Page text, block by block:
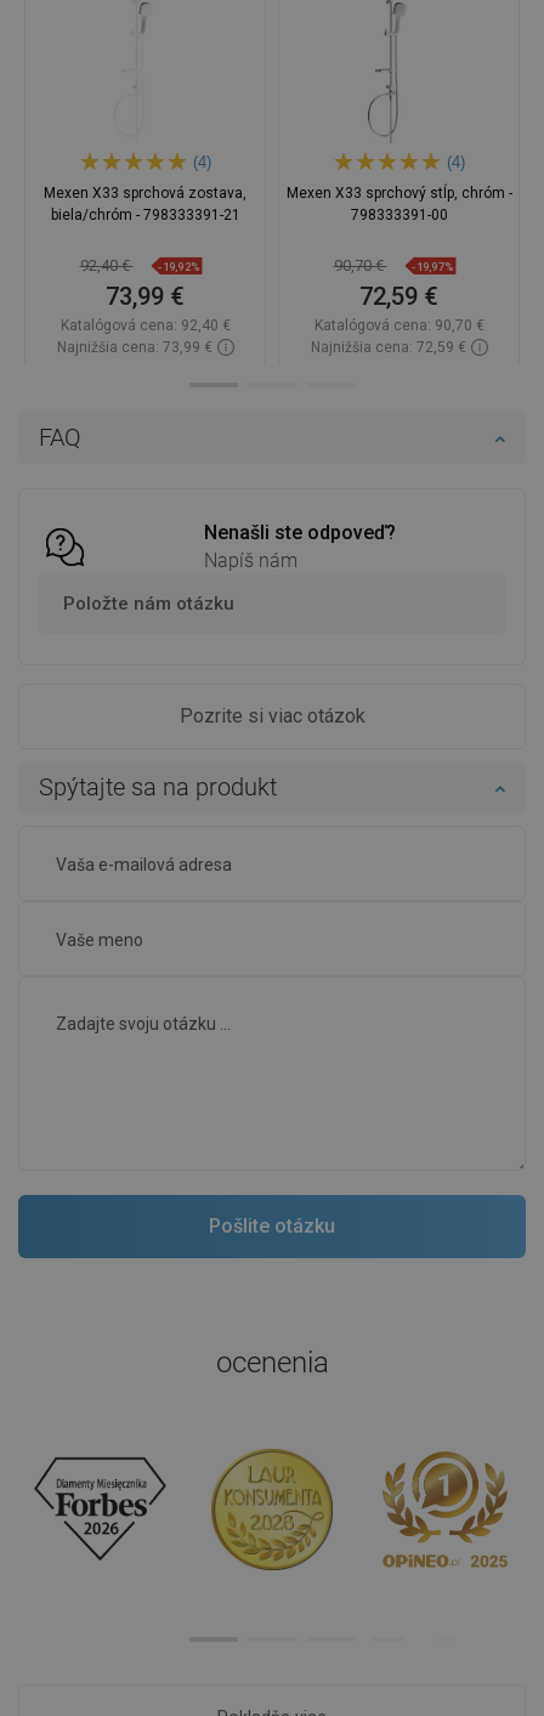
FAQ
Nenašli ste odpoveď?
Napíš nám
Položte nám otázku
Pozrite si viac otázok
Spýtajte sa na produkt
(4)
Mexen X33 sprchová zostava,
biela/chróm - 798333391-21
92,40 € -19,92%
73,99 €
Katalógová cena: 92,40 €
Najnižšia cena: 73,99 €
(4)
Mexen X33 sprchový stĺp, chróm -
798333391-00
90,70 € -19,97%
72,59 €
Katalógová cena: 90,70 €
Najnižšia cena: 72,59 €
ocenenia